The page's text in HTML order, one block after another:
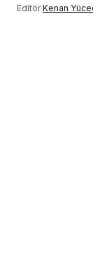
Editör Kenan